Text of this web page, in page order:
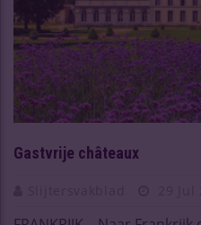
Gastvrije châteaux